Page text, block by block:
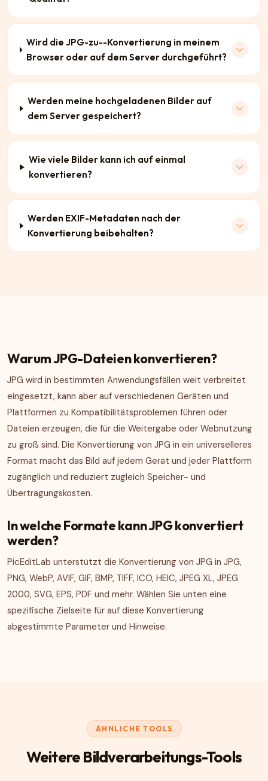
Wird die JPG-zu--Konvertierung in meinem
Browser oder auf dem Server durchgeführt?
Werden meine hochgeladenen Bilder auf
dem Server gespeichert?
Wie viele Bilder kann ich auf einmal
konvertieren?
Werden EXIF-Metadaten nach der
Konvertierung beibehalten?
Warum JPG-Dateien konvertieren?
JPG wird in bestimmten Anwendungsfällen weit verbreitet
eingesetzt, kann aber auf verschiedenen Geräten und
Plattformen zu Kompatibilitätsproblemen führen oder
Dateien erzeugen, die für die Weitergabe oder Webnutzung
zu groß sind. Die Konvertierung von JPG in ein universelleres
Format macht das Bild auf jedem Gerät und jeder Plattform
zugänglich und reduziert zugleich Speicher- und
Übertragungskosten.
In welche Formate kann JPG konvertiert
werden?
PicEditLab unterstützt die Konvertierung von JPG in JPG,
PNG, WebP, AVIF, GIF, BMP, TIFF, ICO, HEIC, JPEG XL, JPEG
2000, SVG, EPS, PDF und mehr. Wählen Sie unten eine
spezifische Zielseite für auf diese Konvertierung
abgestimmte Parameter und Hinweise.
ÄHNLICHE TOOLS
Weitere Bildverarbeitungs-Tools